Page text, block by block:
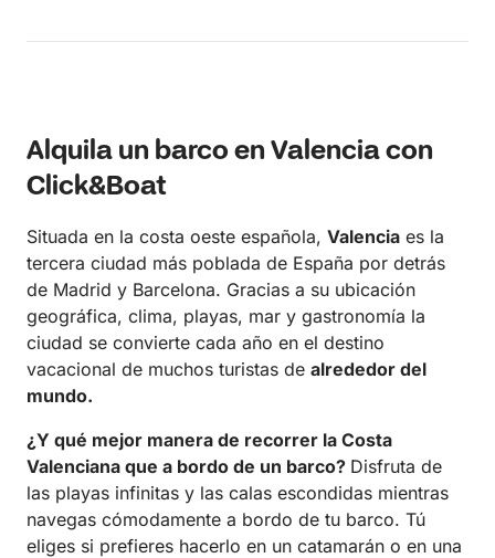
compartir un día de navegación con personas así.
esperamos de nuevo dentro de otros 40 años para
celebrar el 80.º aniversario! 😊⛵
Alquila un barco en Valencia con
Click&Boat
Situada en la costa oeste española, Valencia es la
tercera ciudad más poblada de España por detrás
de Madrid y Barcelona. Gracias a su ubicación
geográfica, clima, playas, mar y gastronomía la
ciudad se convierte cada año en el destino
vacacional de muchos turistas de alrededor del
mundo.
¿Y qué mejor manera de recorrer la Costa
Valenciana que a bordo de un barco? Disfruta de
las playas infinitas y las calas escondidas mientras
navegas cómodamente a bordo de tu barco. Tú
eliges si prefieres hacerlo en un catamarán o en una